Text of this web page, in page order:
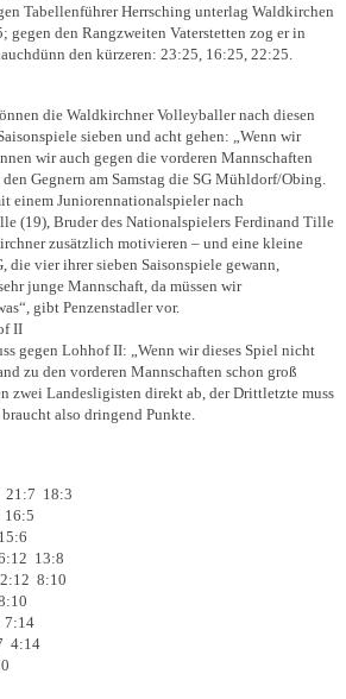
Tabellenführer Herrsching unterlag Waldkirchen
den Rangzweiten Vaterstetten zog er in
den kürzeren: 23:25, 16:25, 22:25.
die Waldkirchner Volleyballer nach diesen
sieben und acht gehen: „Wenn wir
wir auch gegen die vorderen Mannschaften
Gegnern am Samstag die SG Mühldorf/Obing.
einem Juniorennationalspieler nach
(19), Bruder des Nationalspielers Ferdinand Tille
zusätzlich motivieren – und eine kleine
die vier ihrer sieben Saisonspiele gewann,
junge Mannschaft, da müssen wir
gibt Penzenstadler vor.
II
gegen Lohhof II: „Wenn wir dieses Spiel nicht
zu den vorderen Mannschaften schon groß
zwei Landesligisten direkt ab, der Drittletzte muss
also dringend Punkte.
21:7 18:3
16:5
13:8
8:10
7:14
4:14